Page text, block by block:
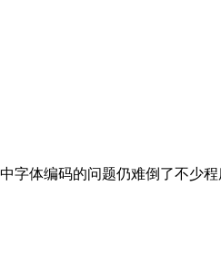
字体编码的问题仍难倒了不少